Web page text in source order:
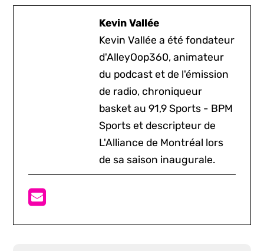
Kevin Vallée
Kevin Vallée a été fondateur
d'AlleyOop360, animateur
du podcast et de l'émission
de radio, chroniqueur
basket au 91,9 Sports - BPM
Sports et descripteur de
L'Alliance de Montréal lors
de sa saison inaugurale.